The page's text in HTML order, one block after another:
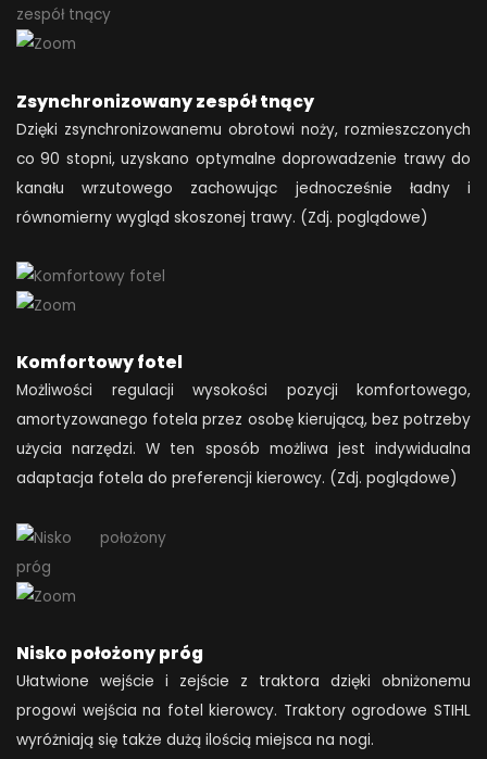
Zsynchronizowany zespół tnący
Dzięki zsynchronizowanemu obrotowi noży, rozmieszczonych
co 90 stopni, uzyskano optymalne doprowadzenie trawy do
kanału wrzutowego zachowując jednocześnie ładny i
równomierny wygląd skoszonej trawy. (Zdj. poglądowe)
Komfortowy fotel
Możliwości regulacji wysokości pozycji komfortowego,
amortyzowanego fotela przez osobę kierującą, bez potrzeby
użycia narzędzi. W ten sposób możliwa jest indywidualna
adaptacja fotela do preferencji kierowcy. (Zdj. poglądowe)
Nisko położony próg
Ułatwione wejście i zejście z traktora dzięki obniżonemu
progowi wejścia na fotel kierowcy. Traktory ogrodowe STIHL
wyróżniają się także dużą ilością miejsca na nogi.